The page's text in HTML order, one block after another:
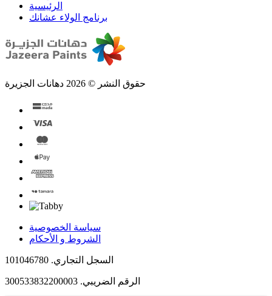
الرئيسية
برنامج الولاء عشانك
حقوق النشر © 2026 دهانات الجزيرة
سياسة الخصوصية
الشروط و الأحكام
السجل التجاري. 101046780
الرقم الضريبي. 300533832200003